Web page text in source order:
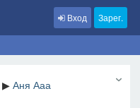
Вход Зарег.
▶ Аня Ааа